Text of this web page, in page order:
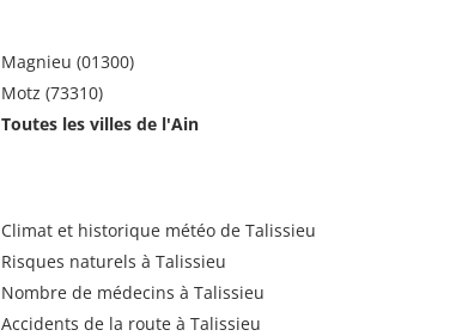
Magnieu (01300)
Motz (73310)
Toutes les villes de l'Ain
Climat et historique météo de Talissieu
Risques naturels à Talissieu
Nombre de médecins à Talissieu
Accidents de la route à Talissieu